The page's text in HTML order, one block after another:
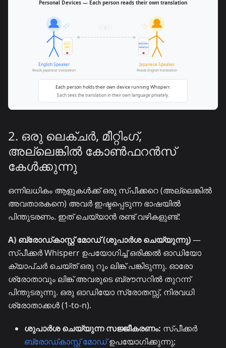
2. ഒരു ലെക്ചർ, മീറ്റിംഗ്,
അല്ലെങ്കിൽ കോൺഫറൻസ്
കേൾക്കുന്നു
ഒന്നിലധികം ആളുകൾക്ക് ഒരു സ്പീക്കറെ (അല്ലെങ്കിൽ
അവതാരകനെ) അവർ ഇഷ്ടപ്പെടുന്ന ഭാഷയിൽ
പിന്തുടരണം. ഇത് ചെയ്യാൻ രണ്ട് വഴികളുണ്ട്:
A) ബ്രോഡ്കാസ്റ്റ് മോഡ് (ശുപാർശ ചെയ്യുന്നു)—
സ്പീക്കർ Whisperr ഉപയോഗിച്ച് ഒരിക്കൽ ഓഡിയോ
ക്യാപ്ചർ ചെയ്ത് ഒരു റൂം ലിങ്ക് പങ്കിടുന്നു. ഓരോ
ശ്രോതാവും ലിങ്ക് അവരുടെ ബ്രൗസറിൽ തുറന്ന്
പിന്തുടരുന്നു. ഒരു ഓഡിയോ സ്രോതസ്സ്, നിരവധി
ശ്രോതാക്കൾ (1-to-n).
ശുപാർശ ചെയ്യുന്ന സജ്ജീകരണം: സ്പീക്കർ
ബ്രോഡ്കാസ്റ്റ് മോഡ്ഉപയോഗിക്കുന്നു;